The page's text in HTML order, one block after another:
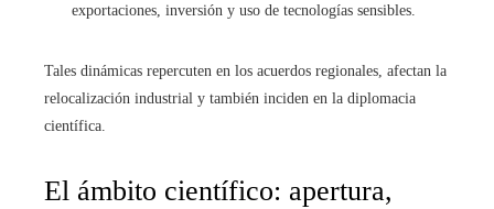
exportaciones, inversión y uso de tecnologías sensibles.
Tales dinámicas repercuten en los acuerdos regionales, afectan la
relocalización industrial y también inciden en la diplomacia
científica.
El ámbito científico: apertura,